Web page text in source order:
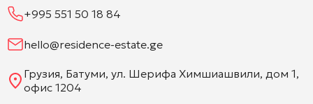
+995 551 50 18 84
hello@residence-estate.ge
Грузия, Батуми, ул. Шерифа Химшиашвили, дом 1,
офис 1204